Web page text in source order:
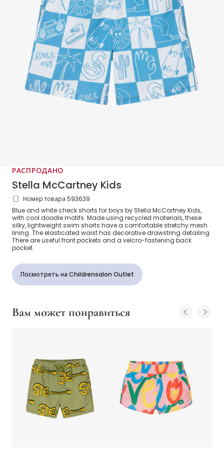
РАСПРОДАНО
Stella McCartney Kids
Boys Blue & White Check Swim Shorts
Номер товара 593639
Blue and white check shorts for boys by Stella McCartney Kids,
with cool doodle motifs. Made using recycled materials, these
silky, lightweight swim shorts have a comfortable stretchy mesh
lining. The elasticated waist has decorative drawstring detailing.
There are useful front pockets and a velcro-fastening back
pocket.
Посмотреть на Childrensalon Outlet
Вам может понравиться